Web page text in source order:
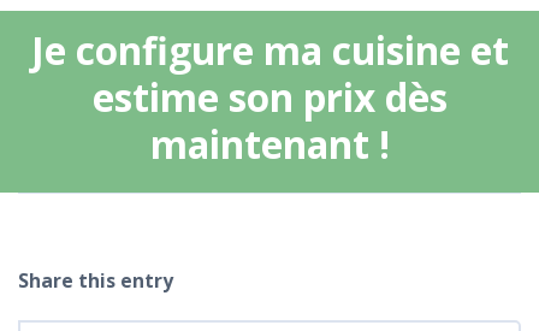
Je configure ma cuisine et
estime son prix dès
maintenant !
Share this entry